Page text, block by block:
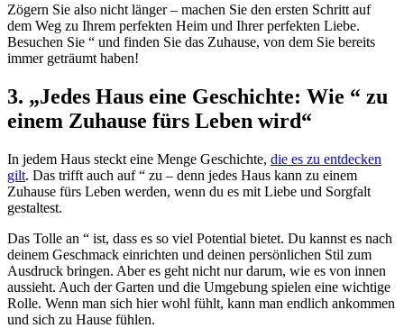
Zögern Sie also nicht länger – machen Sie den ersten Schritt auf
dem Weg zu Ihrem perfekten Heim und Ihrer perfekten Liebe.
Besuchen Sie “ und finden Sie das Zuhause, von dem Sie bereits
immer geträumt haben!
3. „Jedes Haus eine Geschichte: Wie “ zu
einem Zuhause fürs Leben wird“
In jedem Haus steckt eine Menge Geschichte, die es zu entdecken
gilt. Das trifft auch auf “ zu – denn jedes Haus kann zu einem
Zuhause fürs Leben werden, wenn du es mit Liebe und Sorgfalt
gestaltest.
Das Tolle an “ ist, dass es so viel Potential bietet. Du kannst es nach
deinem Geschmack einrichten und deinen persönlichen Stil zum
Ausdruck bringen. Aber es geht nicht nur darum, wie es von innen
aussieht. Auch der Garten und die Umgebung spielen eine wichtige
Rolle. Wenn man sich hier wohl fühlt, kann man endlich ankommen
und sich zu Hause fühlen.